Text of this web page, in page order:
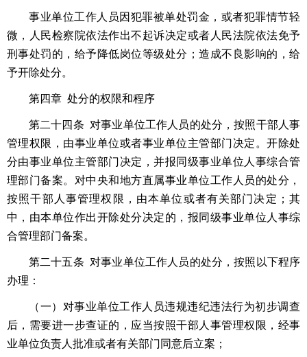
事业单位工作人员因犯罪被单处罚金，或者犯罪情节轻
微，人民检察院依法作出不起诉决定或者人民法院依法免予
刑事处罚的，给予降低岗位等级处分；造成不良影响的，给
予开除处分。
第四章 处分的权限和程序
第二十四条 对事业单位工作人员的处分，按照干部人事
管理权限，由事业单位或者事业单位主管部门决定。开除处
分由事业单位主管部门决定，并报同级事业单位人事综合管
理部门备案。对中央和地方直属事业单位工作人员的处分，
按照干部人事管理权限，由本单位或者有关部门决定；其
中，由本单位作出开除处分决定的，报同级事业单位人事综
合管理部门备案。
第二十五条 对事业单位工作人员的处分，按照以下程序
办理：
（一）对事业单位工作人员违规违纪违法行为初步调查
后，需要进一步查证的，应当按照干部人事管理权限，经事
业单位负责人批准或者有关部门同意后立案；